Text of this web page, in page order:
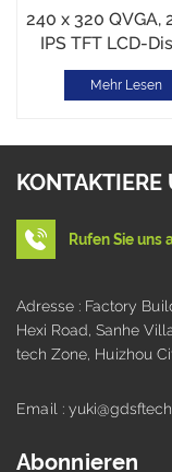
240 x 320 QVGA,
IPS TFT LCD-
MCU,
Mehr Lesen
KONTAKTIERE
Rufen Sie uns
Adresse : Factory
Hexi Road, Sanhe
tech Zone, Huizhou
Email :
Abonnieren